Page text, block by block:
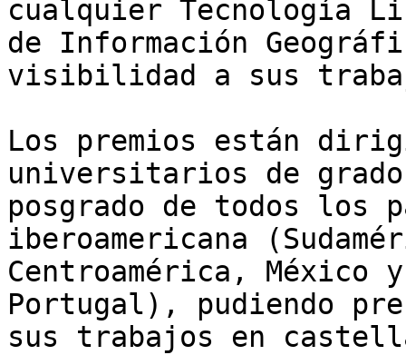
cualquier Tecnología
de Información
visibilidad a sus
Los premios están
universitarios de
posgrado de todos los
iberoamericana
Centroamérica, México
Portugal), pudiendo
sus trabajos en